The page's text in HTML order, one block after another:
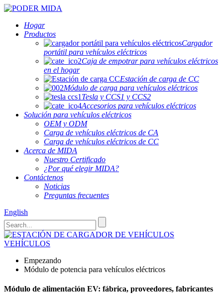
Hogar
Productos
Cargador
portátil para vehículos eléctricos
Caja de empotrar para vehículos eléctricos
en el hogar
Estación de carga de CC
Módulo de carga para vehículos eléctricos
Tesla y CCS1 y CCS2
Accesorios para vehículos eléctricos
Solución para vehículos eléctricos
OEM y ODM
Carga de vehículos eléctricos de CA
Carga de vehículos eléctricos de CC
Acerca de MIDA
Nuestro Certificado
¿Por qué elegir MIDA?
Contáctenos
Noticias
Preguntas frecuentes
English
Empezando
Módulo de potencia para vehículos eléctricos
Módulo de alimentación EV: fábrica, proveedores, fabricantes